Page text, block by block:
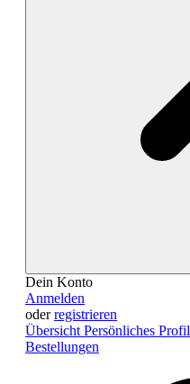
Dein Konto
Anmelden
oderregistrieren
Übersicht Persönliches Profil
Bestellungen